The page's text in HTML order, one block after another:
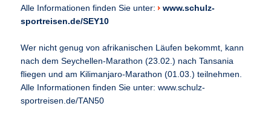
Alle Informationen finden Sie unter: www.schulz-
sportreisen.de/SEY10
Wer nicht genug von afrikanischen Läufen bekommt, kann
nach dem Seychellen-Marathon (23.02.) nach Tansania
fliegen und am Kilimanjaro-Marathon (01.03.) teilnehmen.
Alle Informationen finden Sie unter: www.schulz-
sportreisen.de/TAN50